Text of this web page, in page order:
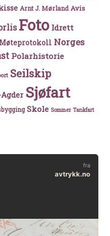
Arnt J. Mørland Avis
Foto Idrett
Møteprotokoll Norges
Polarhistorie
Seilskip
Sjøfart
Skole Sommer Tankfart